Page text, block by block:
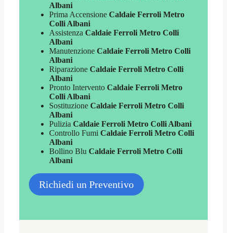
Albani
Prima Accensione Caldaie Ferroli Metro
Colli Albani
Assistenza Caldaie Ferroli Metro Colli
Albani
Manutenzione Caldaie Ferroli Metro Colli
Albani
Riparazione Caldaie Ferroli Metro Colli
Albani
Pronto Intervento Caldaie Ferroli Metro
Colli Albani
Sostituzione Caldaie Ferroli Metro Colli
Albani
Pulizia Caldaie Ferroli Metro Colli Albani
Controllo Fumi Caldaie Ferroli Metro Colli
Albani
Bollino Blu Caldaie Ferroli Metro Colli
Albani
Richiedi un Preventivo